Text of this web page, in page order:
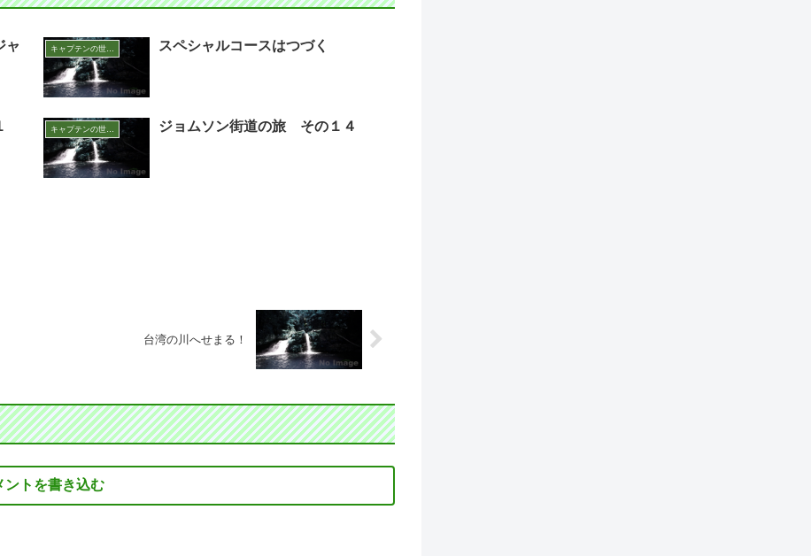
ャ
スペシャルコースはつづく
ジョムソン街道の旅 その１４
台湾の川へせまる！
ントを書き込む